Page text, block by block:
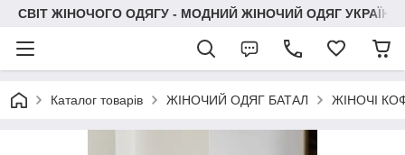
СВІТ ЖІНОЧОГО ОДЯГУ - МОДНИЙ ЖІНОЧИЙ ОДЯГ УКРАЇНИ
Каталог товарів ЖІНОЧИЙ ОДЯГ БАТАЛ ЖІНОЧІ